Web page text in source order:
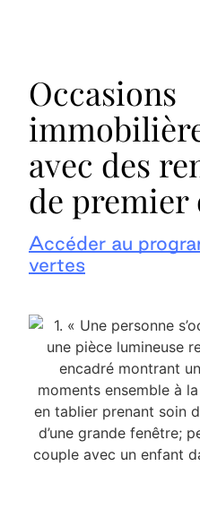
Occasions
avec des
de premier
Accéder au
vertes